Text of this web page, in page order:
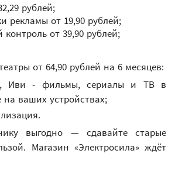
рублей;
рекламы от 19,90 рублей;
контроль от 39,90 рублей;
от 64,90 рублей на 6 месяцев:
Иви - фильмы, сериалы и ТВ в
ваших устройствах;
выгодно — сдавайте старые
Магазин «Электросила» ждёт